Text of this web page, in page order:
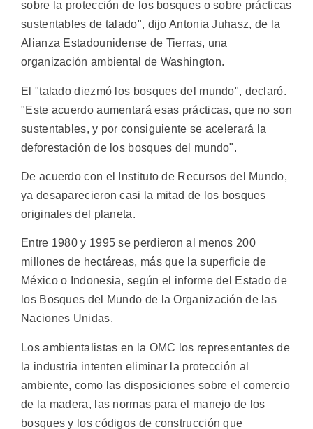
sobre la protección de los bosques o sobre prácticas
sustentables de talado", dijo Antonia Juhasz, de la
Alianza Estadounidense de Tierras, una
organización ambiental de Washington.
El "talado diezmó los bosques del mundo", declaró.
"Este acuerdo aumentará esas prácticas, que no son
sustentables, y por consiguiente se acelerará la
deforestación de los bosques del mundo".
De acuerdo con el Instituto de Recursos del Mundo,
ya desaparecieron casi la mitad de los bosques
originales del planeta.
Entre 1980 y 1995 se perdieron al menos 200
millones de hectáreas, más que la superficie de
México o Indonesia, según el informe del Estado de
los Bosques del Mundo de la Organización de las
Naciones Unidas.
Los ambientalistas en la OMC los representantes de
la industria intenten eliminar la protección al
ambiente, como las disposiciones sobre el comercio
de la madera, las normas para el manejo de los
bosques y los códigos de construcción que